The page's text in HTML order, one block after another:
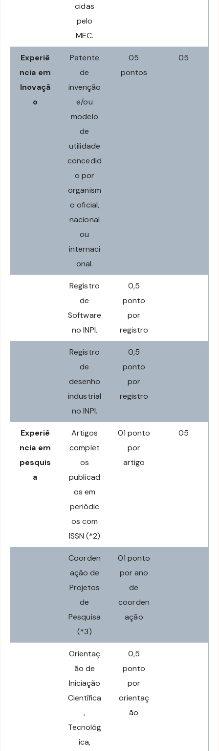
cidas
pelo
MEC.
Experiê
ncia em
Inovaçã
o
Patente
de
invenção
e/ou
modelo
de
utilidade
concedid
o por
organism
o oficial,
nacional
ou
internaci
onal.
05
pontos
05
Registro
de
Software
no INPI.
0,5
ponto
por
registro
Registro
de
desenho
industrial
no INPI.
0,5
ponto
por
registro
Experiê
ncia em
pesquis
a
Artigos
complet
os
publicad
os em
periódic
os com
ISSN (*2)
01 ponto
por
artigo
05
Coorden
ação de
Projetos
de
Pesquisa
(*3)
01 ponto
por ano
de
coorden
ação
Orientaç
ão de
Iniciação
Científica
,
Tecnológ
ica,
0,5
ponto
por
orientaç
ão